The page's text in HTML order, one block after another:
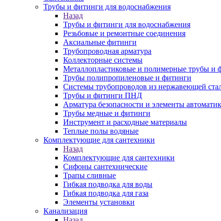
Трубы и фитинги для водоснабжения
Назад
Трубы и фитинги для водоснабжения
Резьбовые и ремонтные соединения
Аксиальные фитинги
Трубопроводная арматура
Коллекторные системы
Металлопластиковые и полимерные трубы и
Трубы полипропиленовые и фитинги
Системы трубопроводов из нержавеющей
Трубы и фитинги ПНД
Арматура безопасности и элементы
Трубы медные и фитинги
Инструмент и расходные материалы
Теплые полы водяные
Комплектующие для сантехники
Назад
Комплектующие для сантехники
Сифоны сантехнические
Трапы сливные
Гибкая подводка для воды
Гибкая подводка для газа
Элементы установки
Канализация